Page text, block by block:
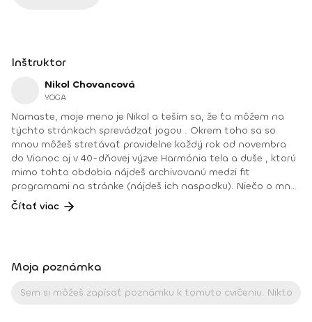
Inštruktor
Nikol Chovancová
YOGA
Namaste, moje meno je Nikol a teším sa, že ťa môžem na
týchto stránkach sprevádzať jogou . Okrem toho sa so
mnou môžeš stretávať pravidelne každý rok od novembra
do Vianoc aj v 40-dňovej výzve Harmónia tela a duše , ktorú
mimo tohto obdobia nájdeš archivovanú medzi fit
programami na stránke (nájdeš ich naspodku). Niečo o mne.
Od detstva som sa venovala rôznym druhom pohybu, najmä
tancu, pri ktorom som cítila slobodu a radosť. Neskôr som
a odpovede na hlbšie otázky. Joge sa aktívne venujem od
ako robia pokroky a ako im joga pomáha zlepšiť kvalitu ich
Čítať viac
Moja poznámka